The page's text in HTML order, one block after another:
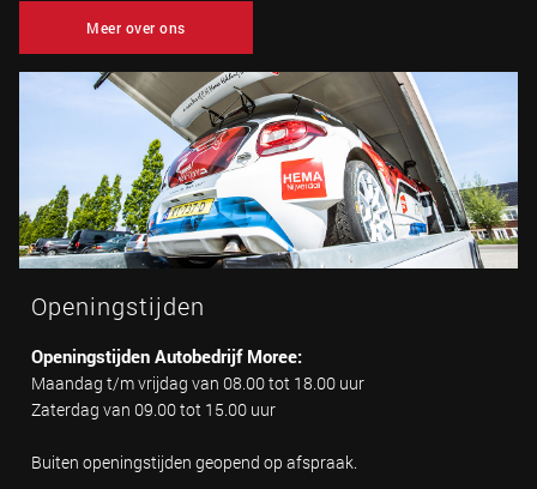
Meer over ons
Openingstijden
Openingstijden Autobedrijf Moree:
Maandag t/m vrijdag van 08.00 tot 18.00 uur
Zaterdag van 09.00 tot 15.00 uur
Buiten openingstijden geopend op afspraak.